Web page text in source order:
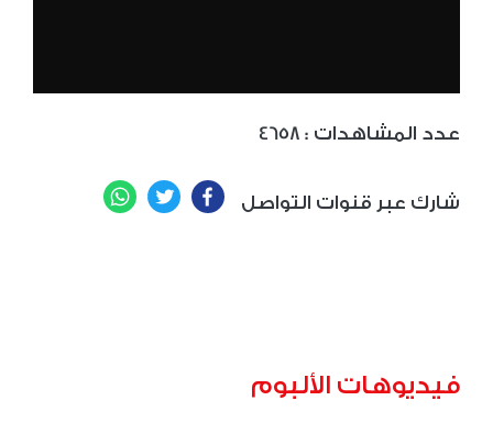
4658 : عدد المشاهدات
شارك عبر قنوات التواصل Facebook
Twitter
فيديوهات الألبوم